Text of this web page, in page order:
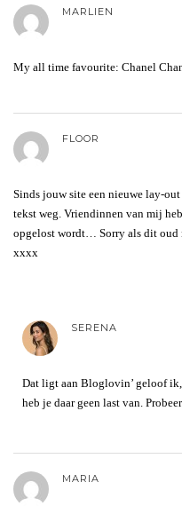
MARLIEN
My all time favourite: Chanel
FLOOR
Sinds jouw site een nieuwe lay-
tekst weg. Vriendinnen van mij
opgelost wordt… Sorry als dit oud
xxxx
SERENA
Dat ligt aan Bloglovin’ geloof
heb je daar geen last van.
MARIA